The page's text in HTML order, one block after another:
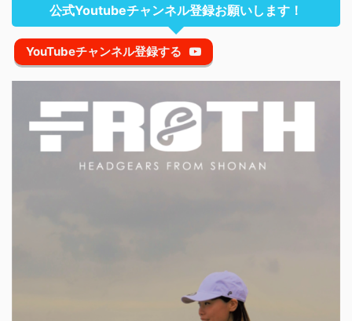
公式Youtubeチャンネル登録お願いします！
YouTubeチャンネル登録する